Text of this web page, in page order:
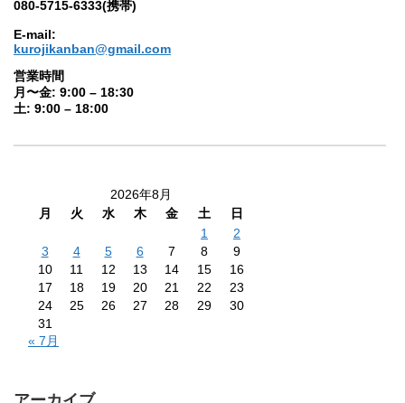
080-5715-6333(携帯)
E-mail:
kurojikanban@gmail.com
営業時間
月〜金: 9:00 – 18:30
土: 9:00 – 18:00
2026年8月
月
火 水 木 金 土
日
1
2
3
4 5 6 7 8
9
10
11 12 13 14 15
16
17
18 19 20 21 22
23
24
25 26 27 28 29
30
31
« 7月